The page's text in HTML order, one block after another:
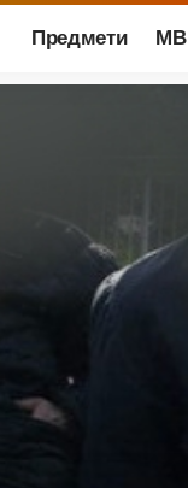
Предмети